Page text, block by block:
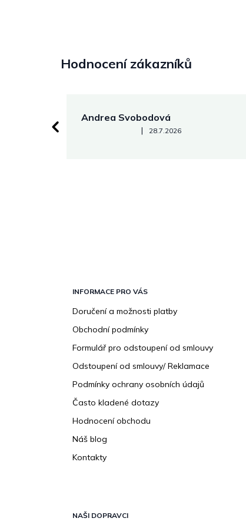
Hodnocení zákazníků
Andrea Svobodová
Hodnocení obchodu je 5 z 5 hvězdiček.
| 28.7.2026
INFORMACE PRO VÁS
Doručení a možnosti platby
Obchodní podmínky
Formulář pro odstoupení od smlouvy
Odstoupení od smlouvy/ Reklamace
Podmínky ochrany osobních údajů
Často kladené dotazy
Hodnocení obchodu
Náš blog
Kontakty
NAŠI DOPRAVCI